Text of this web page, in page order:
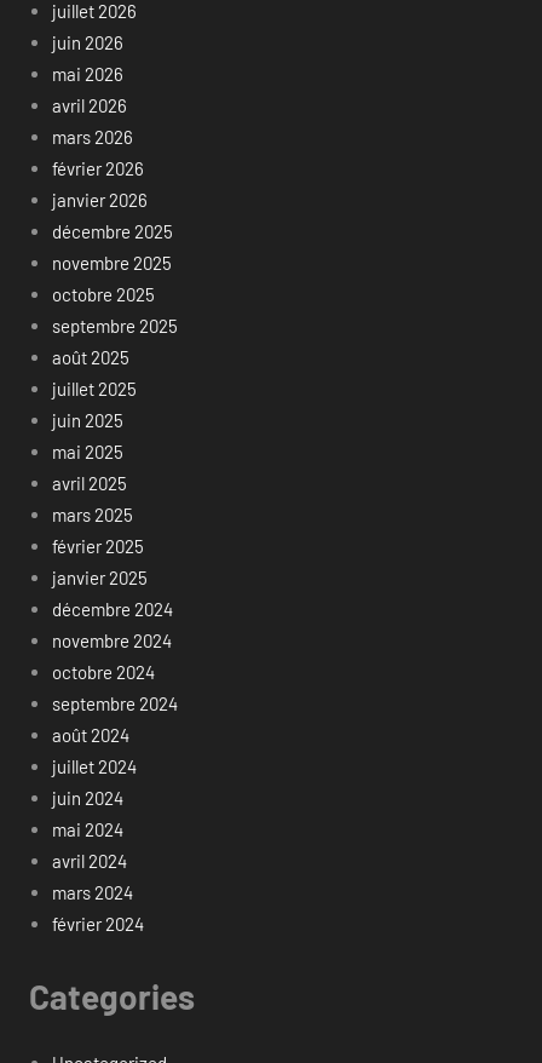
juillet 2026
juin 2026
mai 2026
avril 2026
mars 2026
février 2026
janvier 2026
décembre 2025
novembre 2025
octobre 2025
septembre 2025
août 2025
juillet 2025
juin 2025
mai 2025
avril 2025
mars 2025
février 2025
janvier 2025
décembre 2024
novembre 2024
octobre 2024
septembre 2024
août 2024
juillet 2024
juin 2024
mai 2024
avril 2024
mars 2024
février 2024
Categories